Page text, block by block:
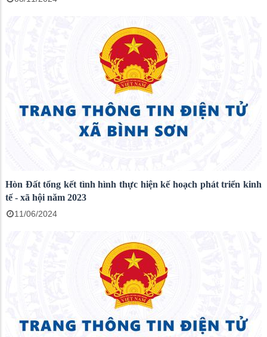
Hòn Đất tổng kết tình hình thực hiện kế hoạch phát triển kinh
tế - xã hội năm 2023
11/06/2024